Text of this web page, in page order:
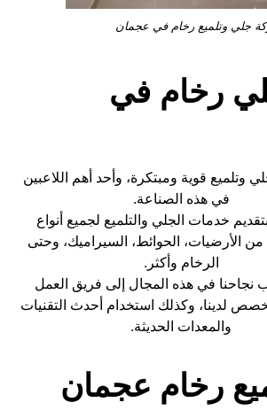
جلي وتلميع رخام في عجمان
رخام في
وتلميع قوية ومبتكرة، وأحد أهم اللاعبين
في هذه الصناعة.
خدمات الجلي والتلميع لجميع أنواع
من الأرضيات، الحوائط، السيراميك، وحتى
الرخام وأكثر.
نجاحنا في هذه المجال إلى فريق العمل
لدينا، وكذلك استخدام أحدث التقنيات
والمعدات الحديثة.
رخام عجمان